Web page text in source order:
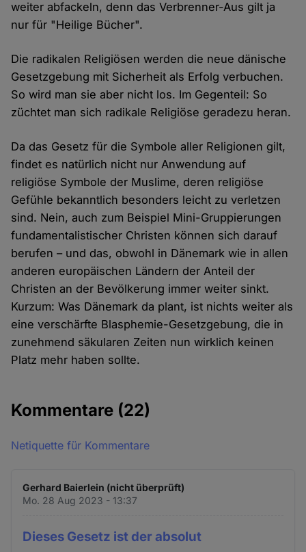
weiter abfackeln, denn das Verbrenner-Aus gilt ja
nur für "Heilige Bücher".
Die radikalen Religiösen werden die neue dänische
Gesetzgebung mit Sicherheit als Erfolg verbuchen.
So wird man sie aber nicht los. Im Gegenteil: So
züchtet man sich radikale Religiöse geradezu heran.
Da das Gesetz für die Symbole aller Religionen gilt,
findet es natürlich nicht nur Anwendung auf
religiöse Symbole der Muslime, deren religiöse
Gefühle bekanntlich besonders leicht zu verletzen
sind. Nein, auch zum Beispiel Mini-Gruppierungen
fundamentalistischer Christen können sich darauf
berufen – und das, obwohl in Dänemark wie in allen
anderen europäischen Ländern der Anteil der
Christen an der Bevölkerung immer weiter sinkt.
Kurzum: Was Dänemark da plant, ist nichts weiter als
eine verschärfte Blasphemie-Gesetzgebung, die in
zunehmend säkularen Zeiten nun wirklich keinen
Platz mehr haben sollte.
Kommentare (22)
Netiquette für Kommentare
Gerhard Baierlein (nicht überprüft)
Mo. 28 Aug 2023 - 13:37
Dieses Gesetz ist der absolut